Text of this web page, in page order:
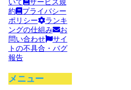
いて
サービス規
約
プライバシー
ポリシー
ランキ
ングの仕組み
お
問い合わせ
サイ
トの不具合・バグ
報告
メニュー